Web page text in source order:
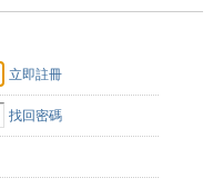
立即註冊
找回密碼